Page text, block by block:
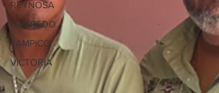
REYNOSA
N.LAREDO
TAMPICO
VICTORIA